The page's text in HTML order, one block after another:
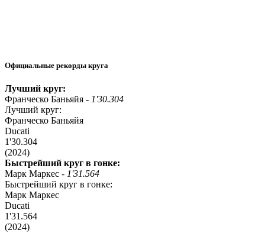
Официальные рекорды круга
Лучший круг:
Франческо Баньяйя - 1'30.304
Лучший круг:
Франческо Баньяйя
Ducati
1'30.304
(2024)
Быстрейший круг в гонке:
Марк Маркес - 1'31.564
Быстрейший круг в гонке:
Марк Маркес
Ducati
1'31.564
(2024)